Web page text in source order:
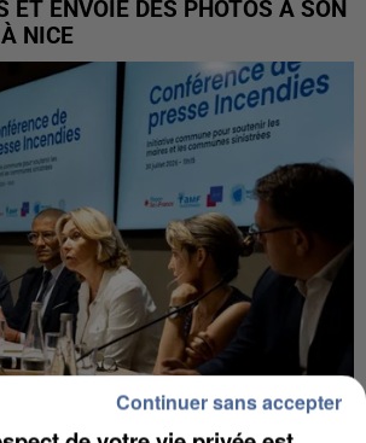
ET ENVOIE DES PHOTOS À SON
NICE
Continuer sans accepter